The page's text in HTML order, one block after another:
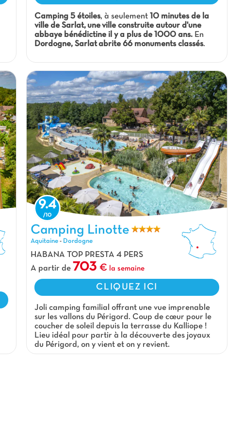
Camping 5 étoiles, à seulement
10 minutes de la
ville de Sarlat, une ville construite autour d'une
abbaye bénédictine il y a plus de 1000 ans. En
Dordogne, Sarlatabrite 66 monuments classés.
Camping Linotte, Camping Aquitaine
9.4
Camping Linotte
Aquitaine - Dordogne
HABANA TOP PRESTA 4 PERS
A partir de 703 la semaine
CLIQUEZ ICI
Joli camping familial offrant une vue imprenable
sur les vallons du Périgord. Coup de cœur pour le
coucher de soleil depuis la terrasse du Kalliope !
Lieu idéal pour partir à la découverte des joyaux
du Périgord, on y vient et on y revient.